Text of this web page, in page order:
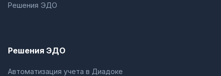
Решения ЭДО
Решения ЭДО
Автоматизация учета в Диадоке